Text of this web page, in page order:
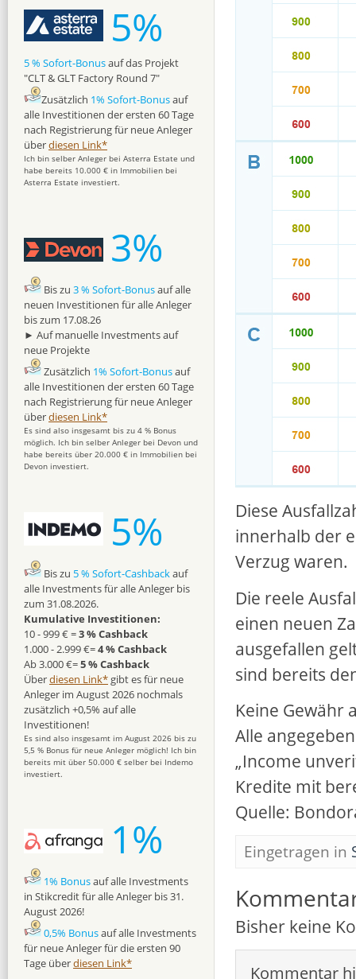
Diese
innerhalb der
Verzug waren.
Die reele
einen neuen
ausgefallen
sind bereits
Keine Gewähr
Alle
„Income
Kredite mit
Quelle:
Eingetragen in
Bisher keine
Kommentar
5%
5 % Sofort-Bonusauf das Projekt
"CLT & GLT Factory Round 7"
Zusätzlich 1% Sofort-Bonusauf
alle Investitionen der ersten 60 Tage
nach Registrierung für neue Anleger
überdiesen Link*
Ich bin selber Anleger bei Asterra Estate und
habe bereits 10.000 € in Immobilien bei
Asterra Estate investiert.
3%
Bis zu 3 % Sofort-Bonusauf alle
neuen Investitionen für alle Anleger
bis zum 17.08.26
► Auf manuelle Investments auf
neue Projekte
Zusätzlich 1% Sofort-Bonusauf
alle Investitionen der ersten 60 Tage
nach Registrierung für neue Anleger
überdiesen Link*
Es sind also insgesamt bis zu 4 % Bonus
möglich. Ich bin selber Anleger bei Devon und
habe bereits über 20.000 € in Immobilien bei
Devon investiert.
5%
Bis zu 5 % Sofort-Cashbackauf
alle Investments für alle Anleger bis
zum 31.08.2026.
Kumulative Investitionen:
10 - 999 € =3 % Cashback
1.000 - 2.999 €=4 % Cashback
Ab 3.000 €=5 % Cashback
Überdiesen Link* gibt es für neue
Anleger im August 2026 nochmals
zusätzlich +0,5% auf alle
Investitionen!
Es sind also insgesamt im August 2026 bis zu
5,5 % Bonus für neue Anleger möglich! Ich bin
bereits mit über 50.000 € selber bei Indemo
investiert.
1%
1% Bonusauf alle Investments
in Stikcredit für alle Anleger bis 31.
August 2026!
0,5% Bonusauf alle Investments
für neue Anleger für die ersten 90
Tage überdiesen Link*